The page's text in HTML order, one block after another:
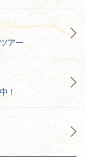
アー
！